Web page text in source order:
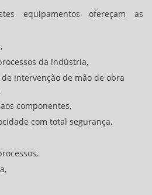
equipamentos ofereçam as
da indústria,
intervenção de mão de obra
componentes,
com total segurança,